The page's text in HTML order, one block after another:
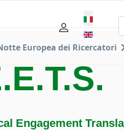
Seleziona
Europea dei Ricercatori
Engagement